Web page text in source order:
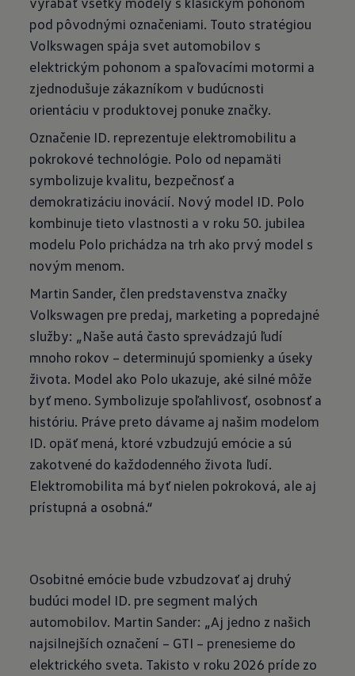
pod pôvodnými označeniami. Touto stratégiou
Volkswagen spája svet automobilov s
elektrickým pohonom a spaľovacími motormi a
zjednodušuje zákazníkom v budúcnosti
orientáciu v produktovej ponuke značky.
Označenie ID. reprezentuje elektromobilitu a
pokrokové technológie. Polo od nepamäti
symbolizuje kvalitu, bezpečnosť a
demokratizáciu inovácií. Nový model ID. Polo
kombinuje tieto vlastnosti a v roku 50. jubilea
modelu Polo prichádza na trh ako prvý model s
novým menom.
Martin Sander, člen predstavenstva značky
Volkswagen pre predaj, marketing a popredajné
služby: „Naše autá často sprevádzajú ľudí
mnoho rokov – determinujú spomienky a úseky
života. Model ako Polo ukazuje, aké silné môže
byť meno. Symbolizuje spoľahlivosť, osobnosť a
históriu. Práve preto dávame aj našim modelom
ID. opäť mená, ktoré vzbudzujú emócie a sú
zakotvené do každodenného života ľudí.
Elektromobilita má byť nielen pokroková, ale aj
prístupná a osobná.“
Osobitné emócie bude vzbudzovať aj druhý
budúci model ID. pre segment malých
automobilov. Martin Sander: „Aj jedno z našich
najsilnejších označení – GTI – prenesieme do
elektrického sveta. Takisto v roku 2026 príde zo